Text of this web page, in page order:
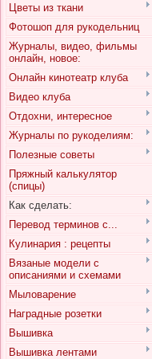
Цветы из ткани
Фотошоп для рукодельниц
Журналы, видео, фильмы
онлайн, новое:
Онлайн кинотеатр клуба
Видео клуба
Отдохни, интересное
Журналы по рукоделиям:
Полезные советы
Пряжный калькулятор
(спицы)
Как сделать:
Перевод терминов с...
Кулинария : рецепты
Вязаные модели с
описаниями и схемами
Мыловарение
Наградные розетки
Вышивка
Вышивка лентами